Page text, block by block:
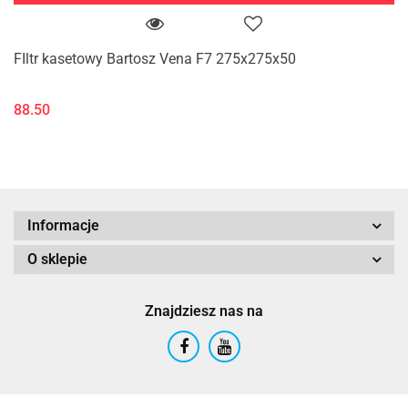
FIltr kasetowy Bartosz Vena F7 275x275x50
88.50
Informacje
O sklepie
Znajdziesz nas na